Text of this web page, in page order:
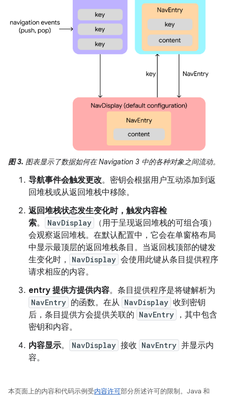
图 3. 图表显示了数据如何在 Navigation 3 中的各种对象之间流动。
导航事件会触发更改。密钥会根据用户互动添加到返
回堆栈或从返回堆栈中移除。
返回堆栈状态发生变化时，触发内容检
索。 NavDisplay
（用于呈现返回堆栈的可组合项）
会观察返回堆栈。在默认配置中，它会在单窗格布局
中显示最顶层的返回堆栈条目。当返回栈顶部的键发
生变化时，
NavDisplay 会使用此键从条目提供程序
请求相应的内容。
entry 提供方提供内容。条目提供程序是将键解析为
NavEntry 的函数。在从 NavDisplay 收到密钥
后，条目提供方会提供关联的 NavEntry
，其中包含
密钥和内容。
内容显示。 NavDisplay 接收 NavEntry 并显示内
容。
本页面上的内容和代码示例受内容许可部分所述许可的限制。Java 和